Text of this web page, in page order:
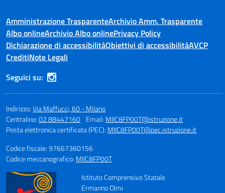
Amministrazione TrasparenteArchivio Amm. Trasparente
Albo onlineArchivio Albo onlinePrivacy Policy
Dichiarazione di accessibilitàObiettivi di accessibilitàAVCP
CreditiNote Legali
Seguici su:
Indirizzo:Via Maffucci, 60 - Milano
Centralino:02 88447160 Email: MIIC8FP00T@istruzione.it
Posta elettronica certificata (PEC): MIIC8FP00T@pec.istruzione.it
Codice fiscale: 97667360156
Codice meccanografico: MIIC8FP00T
Istituto Comprensivo Statale
Ermanno Olmi